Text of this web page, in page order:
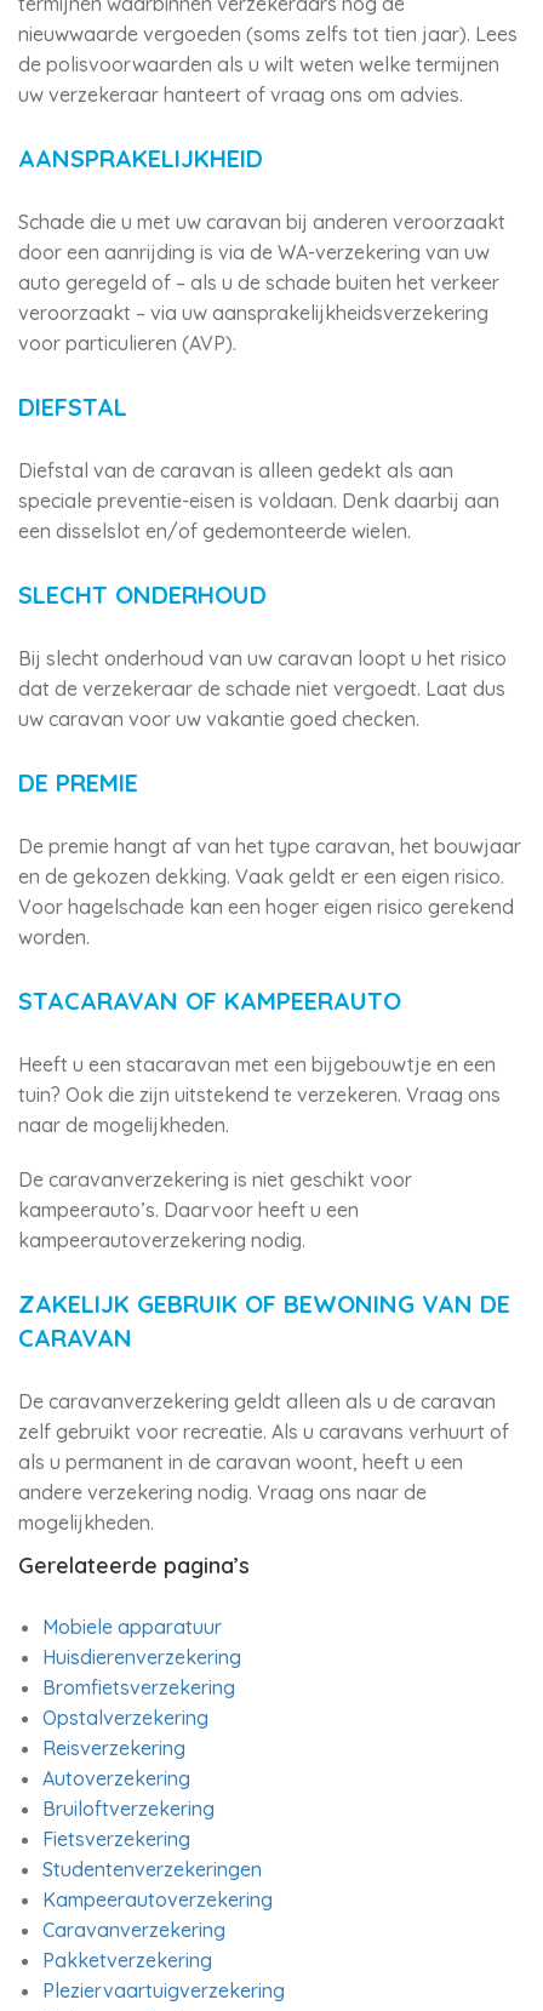
nieuwwaarde vergoeden (soms zelfs tot tien jaar). Lees
de polisvoorwaarden als u wilt weten welke termijnen
uw verzekeraar hanteert of vraag ons om advies.
AANSPRAKELIJKHEID
Schade die u met uw caravan bij anderen veroorzaakt
door een aanrijding is via de WA-verzekering van uw
auto geregeld of – als u de schade buiten het verkeer
veroorzaakt – via uw aansprakelijkheidsverzekering
voor particulieren (AVP).
DIEFSTAL
Diefstal van de caravan is alleen gedekt als aan
speciale preventie-eisen is voldaan. Denk daarbij aan
een disselslot en/of gedemonteerde wielen.
SLECHT ONDERHOUD
Bij slecht onderhoud van uw caravan loopt u het risico
dat de verzekeraar de schade niet vergoedt. Laat dus
uw caravan voor uw vakantie goed checken.
DE PREMIE
De premie hangt af van het type caravan, het bouwjaar
en de gekozen dekking. Vaak geldt er een eigen risico.
Voor hagelschade kan een hoger eigen risico gerekend
worden.
STACARAVAN OF KAMPEERAUTO
Heeft u een stacaravan met een bijgebouwtje en een
tuin? Ook die zijn uitstekend te verzekeren. Vraag ons
naar de mogelijkheden.
De caravanverzekering is niet geschikt voor
kampeerauto’s. Daarvoor heeft u een
kampeerautoverzekering nodig.
ZAKELIJK GEBRUIK OF BEWONING VAN DE
CARAVAN
De caravanverzekering geldt alleen als u de caravan
zelf gebruikt voor recreatie. Als u caravans verhuurt of
als u permanent in de caravan woont, heeft u een
andere verzekering nodig. Vraag ons naar de
mogelijkheden.
Gerelateerde pagina’s
Mobiele apparatuur
Huisdierenverzekering
Bromfietsverzekering
Opstalverzekering
Reisverzekering
Autoverzekering
Bruiloftverzekering
Fietsverzekering
Studentenverzekeringen
Kampeerautoverzekering
Caravanverzekering
Pakketverzekering
Pleziervaartuigverzekering